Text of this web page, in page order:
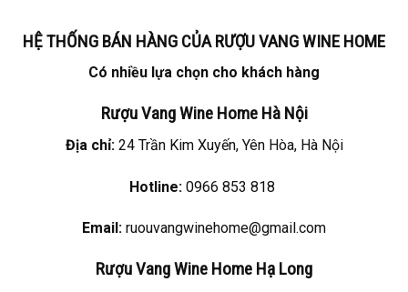
HỆ THỐNG BÁN HÀNG CỦA RƯỢU VANG WINE HOME
Có nhiều lựa chọn cho khách hàng
Rượu Vang Wine Home Hà Nội
Địa chỉ:24 Trần Kim Xuyến, Yên Hòa, Hà Nội
Hotline: 0966 853 818
Email: ruouvangwinehome@gmail.com
Rượu Vang Wine Home Hạ Long